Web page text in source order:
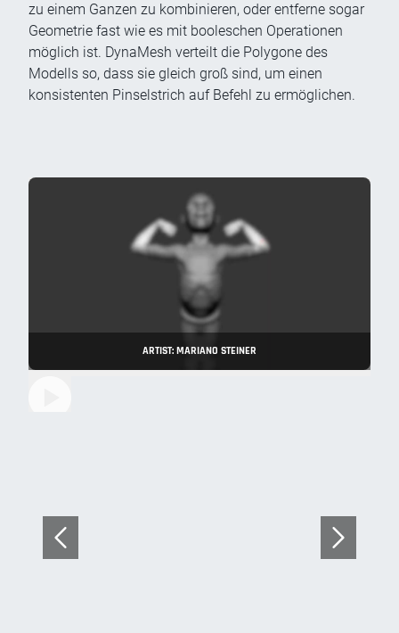
zu einem Ganzen zu kombinieren, oder entferne sogar
Geometrie fast wie es mit booleschen Operationen
möglich ist. DynaMesh verteilt die Polygone des
Modells so, dass sie gleich groß sind, um einen
konsistenten Pinselstrich auf Befehl zu ermöglichen.
ARTIST: MARIANO STEINER